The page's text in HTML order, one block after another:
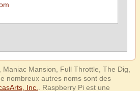
Mansion, Full Throttle, The Dig,
nombreux autres noms sont des
Inc. . Raspberry Pi est une